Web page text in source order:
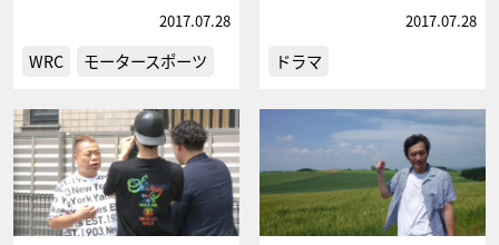
2017.07.28
WRC モータースポーツ
2017.07.28
ドラマ